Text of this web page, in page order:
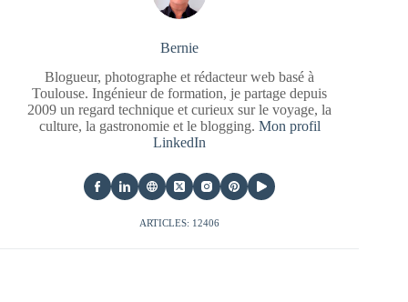
Bernie
Blogueur, photographe et rédacteur web basé à
Toulouse. Ingénieur de formation, je partage depuis
2009 un regard technique et curieux sur le voyage, la
culture, la gastronomie et le blogging. Mon profil
LinkedIn
ARTICLES: 12406